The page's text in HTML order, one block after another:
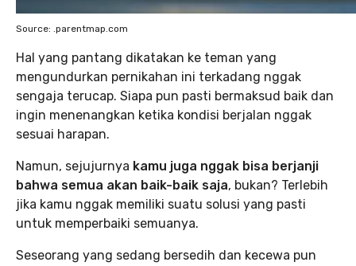
Source: .parentmap.com
Hal yang pantang dikatakan ke teman yang
mengundurkan pernikahan ini terkadang nggak
sengaja terucap. Siapa pun pasti bermaksud baik dan
ingin menenangkan ketika kondisi berjalan nggak
sesuai harapan.
Namun, sejujurnya kamu juga nggak bisa berjanji
bahwa semua akan baik-baik saja, bukan? Terlebih
jika kamu nggak memiliki suatu solusi yang pasti
untuk memperbaiki semuanya.
Seseorang yang sedang bersedih dan kecewa pun